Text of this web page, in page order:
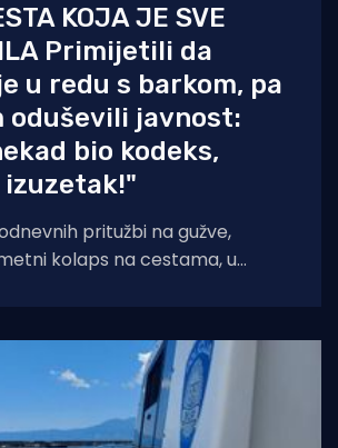
KOJA JE SVE
Primijetili da
u redu s barkom, pa
oduševili javnost:
bio kodeks,
izuzetak!"
pritužbi na gužve,
kolaps na cestama, u